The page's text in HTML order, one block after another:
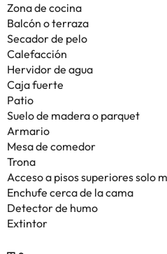
Zona de cocina
Balcón o terraza
Secador de pelo
Calefacción
Hervidor de agua
Caja fuerte
Patio
Suelo de madera o parquet
Armario
Mesa de comedor
Trona
Acceso a pisos superiores solo
Enchufe cerca de la cama
Detector de humo
Extintor